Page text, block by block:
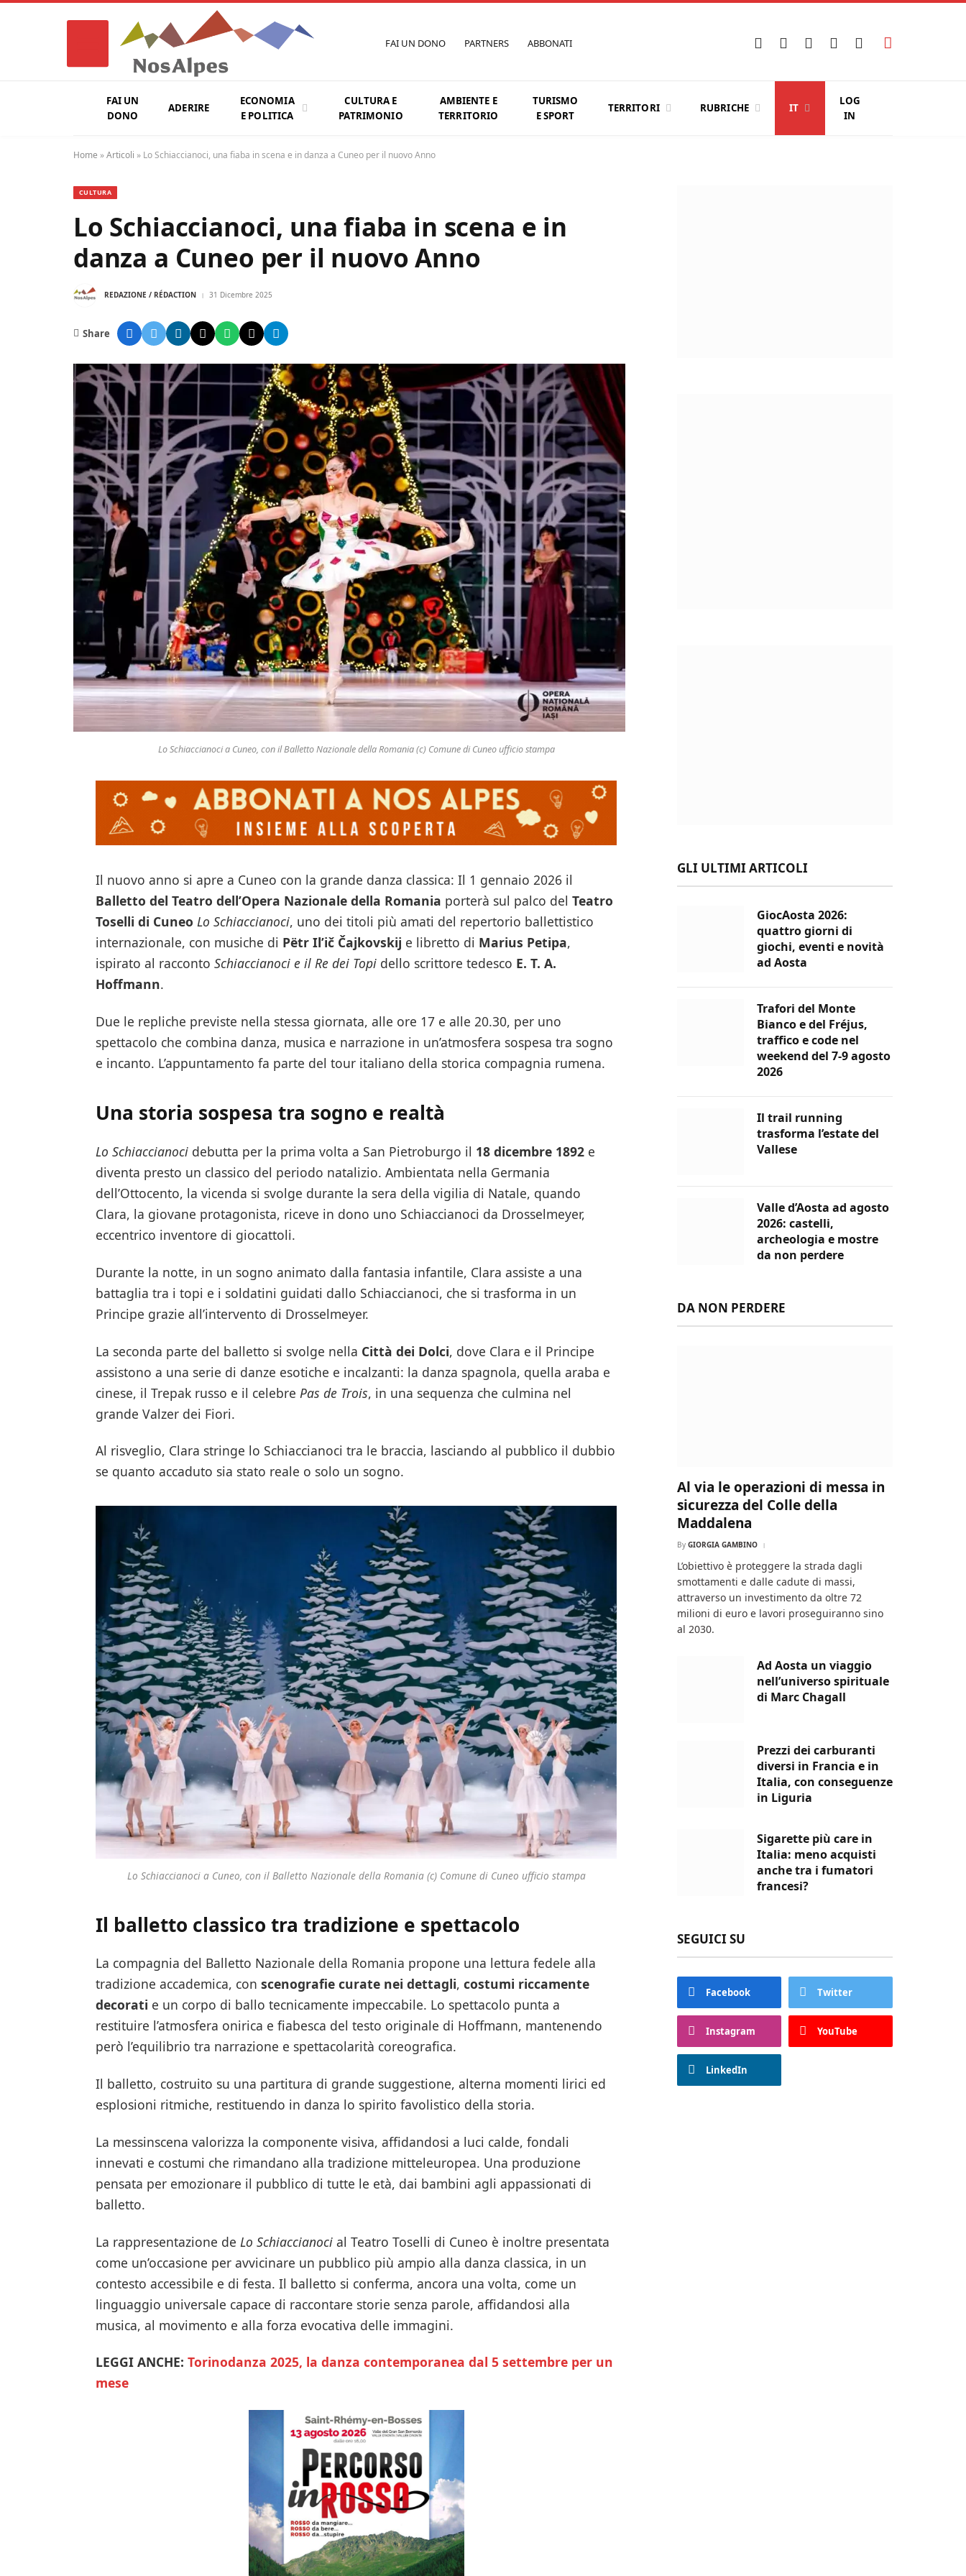
FAI UN DONO PARTNERS ABBONATI Facebook
X
Instagram
YouTubeLinkedIn
FAI UN
DONO
ADERIRE
ECONOMIA
E POLITICA
CULTURA E
PATRIMONIO
AMBIENTE E
TERRITORIO
TURISMO
E SPORT
TERRITORI RUBRICHE IT
LOG
IN
Home »Articoli » Lo Schiaccianoci, una fiaba in scena e in danza a Cuneo per il nuovo Anno
CULTURA
Lo Schiaccianoci, una fiaba in scena e in
danza a Cuneo per il nuovo Anno
REDAZIONE / RÉDACTION 31 Dicembre 2025
Share
Lo Schiaccianoci a Cuneo, con il Balletto Nazionale della Romania (c) Comune di Cuneo ufficio stampa
Il nuovo anno si apre a Cuneo con la grande danza classica: Il 1 gennaio 2026 il
Balletto del Teatro dell’Opera Nazionale della Romania porterà sul palco del Teatro
Toselli di Cuneo Lo Schiaccianoci, uno dei titoli più amati del repertorio ballettistico
internazionale, con musiche di Pëtr Il’ič Čajkovskij e libretto di Marius Petipa,
ispirato al racconto Schiaccianoci e il Re dei Topidello scrittore tedesco E. T. A.
Hoffmann.
Due le repliche previste nella stessa giornata, alle ore 17 e alle 20.30, per uno
spettacolo che combina danza, musica e narrazione in un’atmosfera sospesa tra sogno
e incanto. L’appuntamento fa parte del tour italiano della storica compagnia rumena.
Una storia sospesa tra sogno e realtà
Lo Schiaccianocidebutta per la prima volta a San Pietroburgo il 18 dicembre 1892e
diventa presto un classico del periodo natalizio. Ambientata nella Germania
dell’Ottocento, la vicenda si svolge durante la sera della vigilia di Natale, quando
Clara, la giovane protagonista, riceve in dono uno Schiaccianoci da Drosselmeyer,
eccentrico inventore di giocattoli.
Durante la notte, in un sogno animato dalla fantasia infantile, Clara assiste a una
battaglia tra i topi e i soldatini guidati dallo Schiaccianoci, che si trasforma in un
Principe grazie all’intervento di Drosselmeyer.
La seconda parte del balletto si svolge nella Città dei Dolci, dove Clara e il Principe
assistono a una serie di danze esotiche e incalzanti: la danza spagnola, quella araba e
cinese, il Trepak russo e il celebre Pas de Trois, in una sequenza che culmina nel
grande Valzer dei Fiori.
Al risveglio, Clara stringe lo Schiaccianoci tra le braccia, lasciando al pubblico il dubbio
se quanto accaduto sia stato reale o solo un sogno.
Lo Schiaccianoci a Cuneo, con il Balletto Nazionale della Romania (c) Comune di Cuneo ufficio stampa
Il balletto classico tra tradizione e spettacolo
La compagnia del Balletto Nazionale della Romania propone una lettura fedele alla
tradizione accademica, con scenografie curate nei dettagli, costumi riccamente
decorati e un corpo di ballo tecnicamente impeccabile. Lo spettacolo punta a
restituire l’atmosfera onirica e fiabesca del testo originale di Hoffmann, mantenendo
però l’equilibrio tra narrazione e spettacolarità coreografica.
Il balletto, costruito su una partitura di grande suggestione, alterna momenti lirici ed
esplosioni ritmiche, restituendo in danza lo spirito favolistico della storia.
La messinscena valorizza la componente visiva, affidandosi a luci calde, fondali
innevati e costumi che rimandano alla tradizione mitteleuropea. Una produzione
pensata per emozionare il pubblico di tutte le età, dai bambini agli appassionati di
balletto.
La rappresentazione de Lo Schiaccianocial Teatro Toselli di Cuneo è inoltre presentata
come un’occasione per avvicinare un pubblico più ampio alla danza classica, in un
contesto accessibile e di festa. Il balletto si conferma, ancora una volta, come un
linguaggio universale capace di raccontare storie senza parole, affidandosi alla
musica, al movimento e alla forza evocativa delle immagini.
LEGGI ANCHE: Torinodanza 2025, la danza contemporanea dal 5 settembre per un
mese
GLI ULTIMI ARTICOLI
GiocAosta 2026:
quattro giorni di
giochi, eventi e novità
ad Aosta
Trafori del Monte
Bianco e del Fréjus,
traffico e code nel
weekend del 7-9 agosto
2026
Il trail running
trasforma l’estate del
Vallese
Valle d’Aosta ad agosto
2026: castelli,
archeologia e mostre
da non perdere
DA NON PERDERE
Al via le operazioni di messa in
sicurezza del Colle della
Maddalena
By GIORGIA GAMBINO
L’obiettivo è proteggere la strada dagli
smottamenti e dalle cadute di massi,
attraverso un investimento da oltre 72
milioni di euro e lavori proseguiranno sino
al 2030.
Ad Aosta un viaggio
nell’universo spirituale
di Marc Chagall
Prezzi dei carburanti
diversi in Francia e in
Italia, con conseguenze
in Liguria
Sigarette più care in
Italia: meno acquisti
anche tra i fumatori
francesi?
SEGUICI SU
Facebook Twitter
Instagram YouTube
LinkedIn